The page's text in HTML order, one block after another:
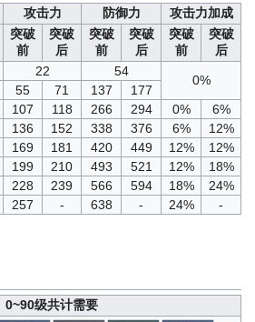
攻击力 防御力
攻击力加成
突破
前
突破
后
突破
前
突破
后
突破
前
突破
后
22 54
0%
55 71 137
177
107 118 266 294 0%
6%
136 152 338 376 6%
12%
169 181 420 449 12%
12%
199 210 493 521 12%
18%
228 239 566 594 18%
24%
257 - 638 - 24% -
0~90级共计需要